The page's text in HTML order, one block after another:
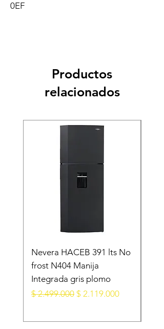
0EF
Productos
relacionados
Nevera HACEB 391 lts No
frost N404 Manija
Integrada gris plomo
Precio
$ 2.499.000 Precio de oferta
$ 2.119.000